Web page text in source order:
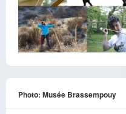
Photo: Musée Brassempouy